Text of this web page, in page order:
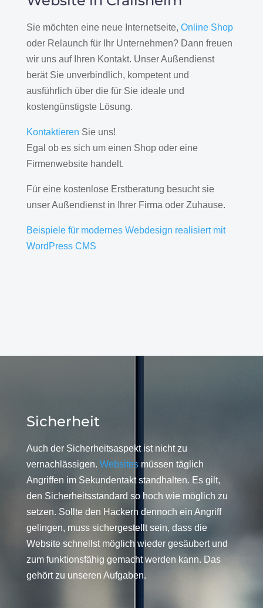
Sie möchten eine neue Internetseite, Online Shop
oder Relaunch für Ihr Unternehmen? Dann freuen
wir uns auf Ihren Kontakt. Unser Außendienst
berät Sie unverbindlich, kompetent und
ausführlich über die für Sie ideale und
kostengünstigste Lösung.
Kontaktieren Sie uns!
Egal ob es sich um einen Shop oder eine
Firmenwebsite handelt.
Für eine kostenlose Erstberatung besucht sie
unser Außendienst in Ihrer Firma oder Zuhause.
Beispiele für modernes Webdesign realisiert mit
WordPress CMS
Sicherheit
Auch der Sicherheitsaspekt ist nicht zu
vernachlässigen. Websitesmüssen täglich
Angriffen im Sekundentakt standhalten. Es gilt,
den Sicherheitsstandard so hoch wie möglich zu
setzen. Sollte den Hackern dennoch ein Angriff
gelingen, muss sichergestellt sein, dass die
Website schnellst möglich wieder gesäubert und
zum funktionsfähig gemacht werden kann. Das
gehört zu unseren Aufgaben.